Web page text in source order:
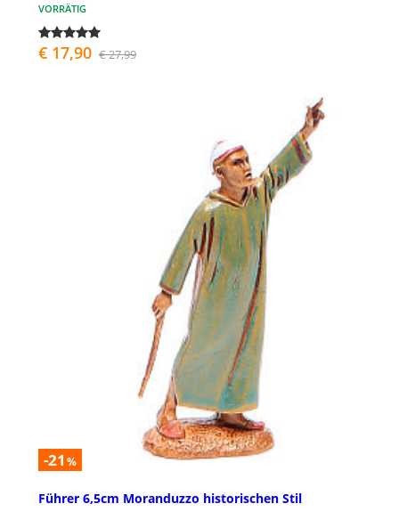
VORRÄTIG
€ 17,90 € 27,99
-21 %
Führer 6,5cm Moranduzzo historischen Stil